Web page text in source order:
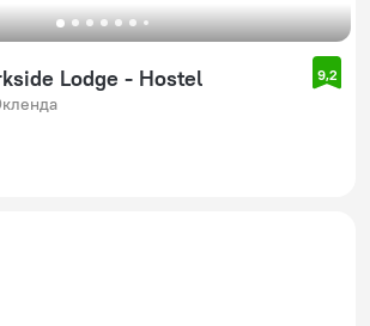
Lodge - Hostel 9,2